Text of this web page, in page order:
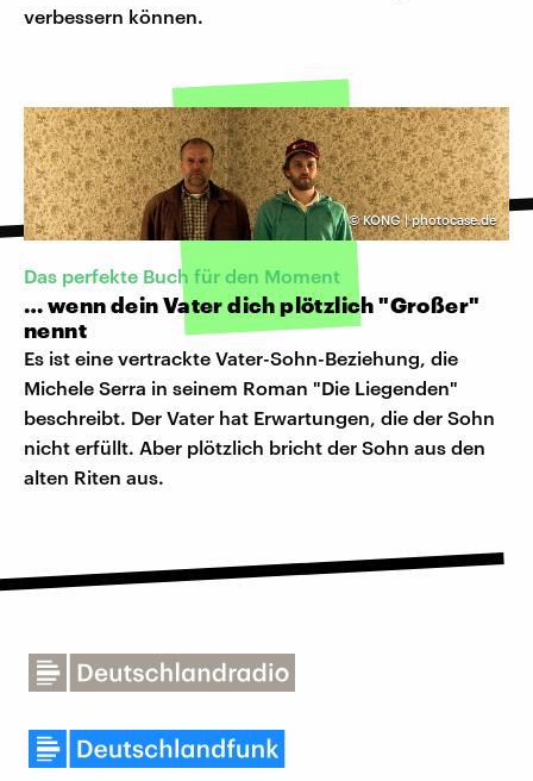
verbessern können.
©KONG | photocase.de
Das perfekte Buch für den Moment
… wenn dein Vater dich plötzlich "Großer"
nennt
Es ist eine vertrackte Vater-Sohn-Beziehung, die
Michele Serra in seinem Roman "Die Liegenden"
beschreibt. Der Vater hat Erwartungen, die der Sohn
nicht erfüllt. Aber plötzlich bricht der Sohn aus den
alten Riten aus.